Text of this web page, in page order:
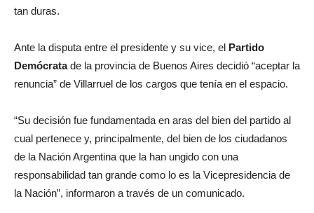
tan duras.
Ante la disputa entre el presidente y su vice, el Partido
Demócratade la provincia de Buenos Aires decidió “aceptar la
renuncia” de Villarruel de los cargos que tenía en el espacio.
“Su decisión fue fundamentada en aras del bien del partido al
cual pertenece y, principalmente, del bien de los ciudadanos
de la Nación Argentina que la han ungido con una
responsabilidad tan grande como lo es la Vicepresidencia de
la Nación”, informaron a través de un comunicado.